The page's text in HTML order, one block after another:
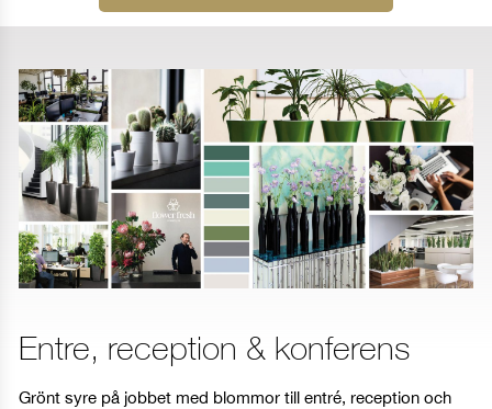
0 kr
Entre, reception & konferens
Grönt syre på jobbet med blommor till entré, reception och